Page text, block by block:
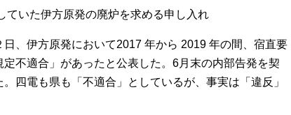
ていた伊方原発の廃炉を求める申し入れ
、伊方原発において2017 年から 2019 年の間、宿直要
不適合」があったと公表した。6月末の内部告発を契
四電も県も「不適合」としているが、事実は「違反」